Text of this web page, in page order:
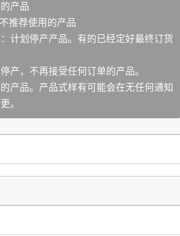
产品
推荐使用的产品
计划停产产品。有的已经定好最终订货
产，不再接受任何订单的产品。
产品。产品式样有可能会在无任何通知
。